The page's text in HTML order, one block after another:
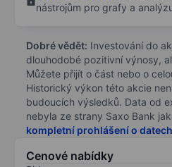
nástrojům pro grafy a
Dobré vědět: Investování do
dlouhodobé pozitivní výnosy,
Můžete přijít o část nebo o
Historický výkon této akcie
budoucích výsledků. Data od
nebyla ze strany Saxo Bank
kompletní prohlášení o datech
Cenové nabídky